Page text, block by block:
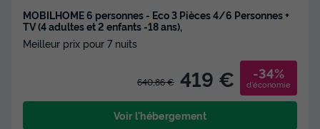
MOBILHOME 6 personnes - Eco 3 Pièces 4/6 Personnes +
TV (4 adultes et 2 enfants -18 ans),
Meilleur prix pour 7 nuits
640,86 € 419 € -34%
d'économie
Voir l'hébergement